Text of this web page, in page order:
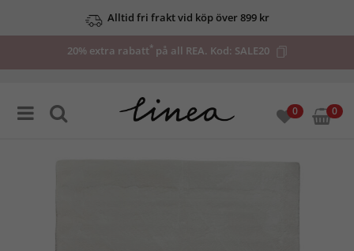
Alltid fri frakt vid köp över 899 kr
20% extra rabatt*på all REA. Kod: SALE20
0 0